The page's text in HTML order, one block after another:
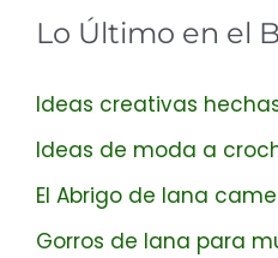
Lo Último en el
Ideas creativas
Ideas de moda a
El Abrigo de lana
Gorros de lana para